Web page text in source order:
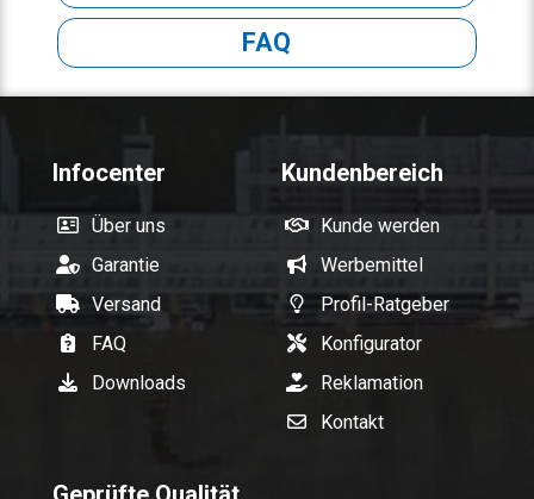
FAQ
Infocenter
Über uns
Garantie
Versand
FAQ
Downloads
Kundenbereich
Kunde werden
Werbemittel
Profil-Ratgeber
Konfigurator
Reklamation
Kontakt